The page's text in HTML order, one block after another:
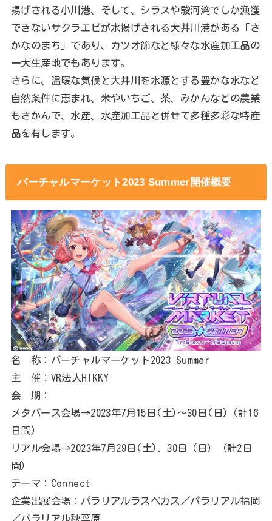
揚げされる小川港、そして、シラスや駿河湾でしか漁獲
できないサクラエビが水揚げされる大井川港がある「さ
かなのまち」であり、カツオ節など様々な水産加工品の
一大生産地でもあります。
さらに、温暖な気候と大井川を水源とする豊かな水など
自然条件に恵まれ、米やいちご、茶、みかんなどの農業
もさかんで、水産、水産加工品と併せて多種多彩な特産
品を有します。
バーチャルマーケット2023 Summer開催概要
名 称：バーチャルマーケット2023 Summer
主 催：VR法人HIKKY
会 期：
メタバース会場→2023年7月15日(土)～30日(日)（計16
日間）
リアル会場→2023年7月29日(土)、30日（日）（計2日
間）
テーマ：Connect
企業出展会場：パラリアルラスベガス／パラリアル福岡
／パラリアル秋葉原